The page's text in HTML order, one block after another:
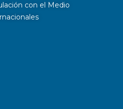
con el Medio